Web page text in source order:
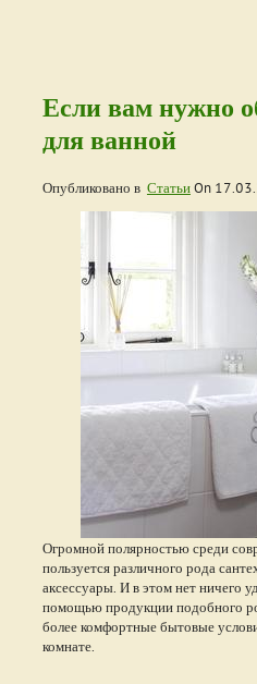
Если вам нужно
для ванной
Опубликовано в СтатьиOn
Огромной полярностью среди
пользуется различного рода
аксессуары. И в этом нет ничего
помощью продукции подобного
более комфортные бытовые
комнате.